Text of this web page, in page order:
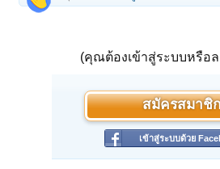
(คุณต้องเข้าสู่ระบบหรือ
สมัครสมาชิก
เข้าสู่ระบบด้วย